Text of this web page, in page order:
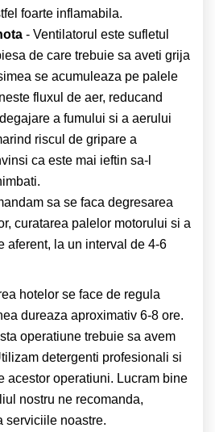
foarte inflamabila.
- Ventilatorul este sufletul
de care trebuie sa aveti grija
se acumuleaza pe palele
fluxul de aer, reducand
a fumului si a aerului
riscul de gripare a
ca este mai ieftin sa-l
sa se faca degresarea
curatarea palelor motorului si a
aferent, la un interval de 4-6
hotelor se face de regula
dureaza aproximativ 6-8 ore.
operatiune trebuie sa avem
detergenti profesionali si
acestor operatiuni. Lucram bine
nostru ne recomanda,
serviciile noastre.